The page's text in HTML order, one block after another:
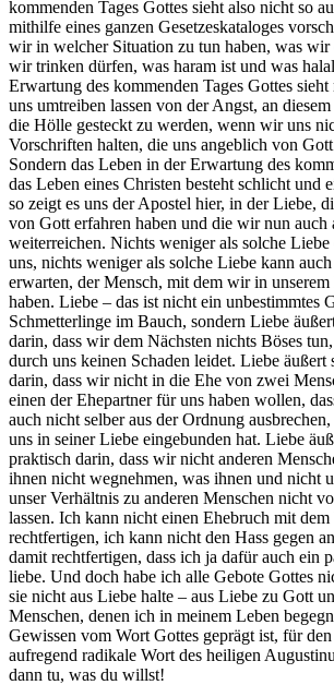
kommenden Tages Gottes sieht also nicht so
mithilfe eines ganzen Gesetzeskataloges
wir in welcher Situation zu tun haben, was wir
wir trinken dürfen, was haram ist und was
Erwartung des kommenden Tages Gottes
uns umtreiben lassen von der Angst, an
die Hölle gesteckt zu werden, wenn wir uns
Vorschriften halten, die uns angeblich von
Sondern das Leben in der Erwartung des
das Leben eines Christen besteht schlicht und
so zeigt es uns der Apostel hier, in der Liebe,
von Gott erfahren haben und die wir nun auch
weiterreichen. Nichts weniger als solche
uns, nichts weniger als solche Liebe kann
erwarten, der Mensch, mit dem wir in
haben. Liebe – das ist nicht ein unbestimmtes
Schmetterlinge im Bauch, sondern Liebe
darin, dass wir dem Nächsten nichts Böses
durch uns keinen Schaden leidet. Liebe äußert
darin, dass wir nicht in die Ehe von zwei
einen der Ehepartner für uns haben wollen,
auch nicht selber aus der Ordnung
uns in seiner Liebe eingebunden hat. Liebe
praktisch darin, dass wir nicht anderen
ihnen nicht wegnehmen, was ihnen und nicht
unser Verhältnis zu anderen Menschen nicht
lassen. Ich kann nicht einen Ehebruch mit
rechtfertigen, ich kann nicht den Hass gegen
damit rechtfertigen, dass ich ja dafür auch ein
liebe. Und doch habe ich alle Gebote Gottes
sie nicht aus Liebe halte – aus Liebe zu Gott
Menschen, denen ich in meinem Leben
Gewissen vom Wort Gottes geprägt ist, für
aufregend radikale Wort des heiligen
dann tu, was du willst!